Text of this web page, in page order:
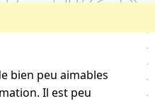
bien peu aimables
Il est peu